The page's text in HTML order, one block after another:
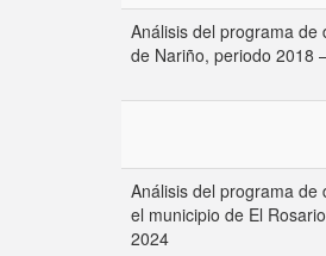
Análisis del programa de
de Nariño, periodo 2018
Análisis del programa de
el municipio de El
2024